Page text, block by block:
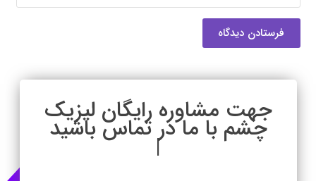
فرستادن دیدگاه
جهت مشاوره رایگان لیزیک
چشم با ما در تماس باشید
|